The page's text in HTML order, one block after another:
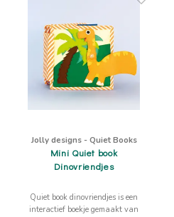
Jolly designs - Quiet Books
Mini Quiet book
Dinovriendjes
Quiet book dinovriendjes is een
interactief boekje gemaakt van